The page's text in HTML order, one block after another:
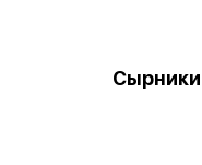
Сырники